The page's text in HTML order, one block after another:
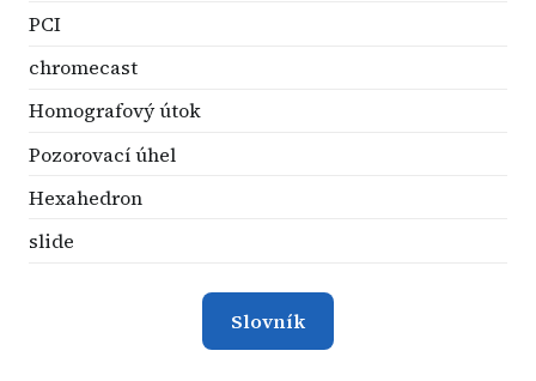
PCI
chromecast
Homografový útok
Pozorovací úhel
Hexahedron
slide
Slovník